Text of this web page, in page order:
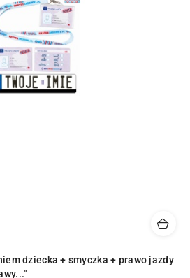
dziecka + smyczka + prawo jazdy